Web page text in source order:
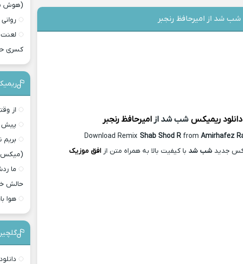
شد از امیرحافظ رنجبر
دانلود ریمیکس شب شد ازامیرحافظ رنجبر
Download Remix Shab Shod Rfrom Amirhafez
جدیدشب شد با کیفیت بالا به همراه متن ازافق موزیک
(هوش
کسری
از
پیش
بریم
(میکس
ما
حالش
هوا